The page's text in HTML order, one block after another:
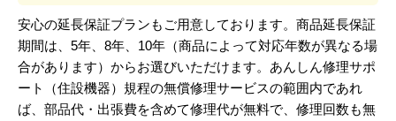
安心の延長保証プランもご用意しております。商品延長保証
期間は、5年、8年、10年（商品によって対応年数が異なる場
合があります）からお選びいただけます。あんしん修理サポ
ート（住設機器）規程の無償修理サービスの範囲内であれ
ば、部品代・出張費を含めて修理代が無料で、修理回数も無